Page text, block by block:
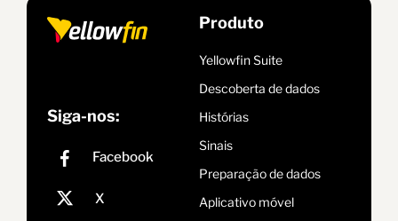
Siga-nos:
Produto
Yellowfin Suite
Descoberta de dados
Histórias
Sinais
Preparação de dados
Aplicativo móvel